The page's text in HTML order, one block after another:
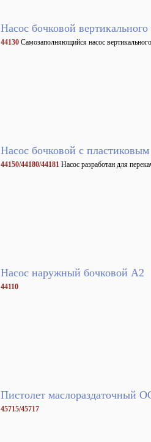
Насос бочковой
44130 Самозаполняющийся насос
Насос бочковой с
44150/44180/44181 Насос разработан для
Насос наружный бочковой A2
44110
Пистолет маслораздаточный
45715/45717